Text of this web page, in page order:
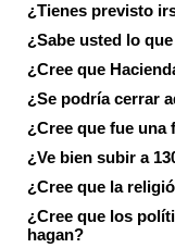
¿Tienes previsto
¿Sabe usted lo
¿Cree que
¿Se podría cerrar
¿Cree que fue
¿Ve bien subir a
¿Cree que la
¿Cree que los
hagan?